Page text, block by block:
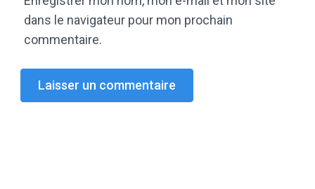
dans le navigateur pour mon prochain
commentaire.